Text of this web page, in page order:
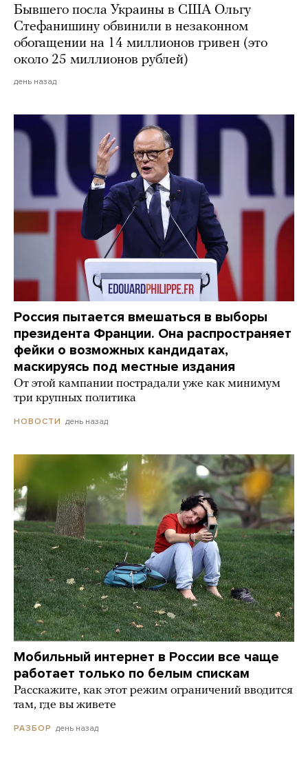
Бывшего посла Украины в США Ольгу
Стефанишину обвинили в незаконном
обогащении на 14 миллионов гривен (это
около 25 миллионов рублей)
день назад
Россия пытается вмешаться в выборы
президента Франции. Она распространяет
фейки о возможных кандидатах,
маскируясь под местные издания
От этой кампании пострадали уже как минимум
три крупных политика
НОВОСТИ день назад
Мобильный интернет в России все чаще
работает только по белым спискам
Расскажите, как этот режим ограничений вводится
там, где вы живете
РАЗБОР день назад